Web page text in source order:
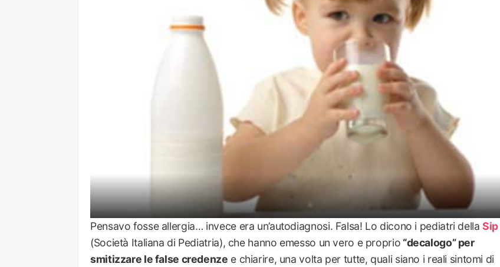
Pensavo fosse allergia… invece era un’autodiagnosi. Falsa! Lo dicono i pediatri dellaSip
(Società Italiana di Pediatria), che hanno emesso un vero e proprio “decalogo” per
smitizzare le false credenze e chiarire, una volta per tutte, quali siano i reali sintomi di